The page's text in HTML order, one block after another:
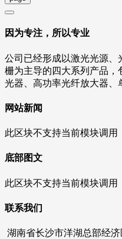
因为专注，所以专业
公司已经形成以激光光源
栅为主导的四大系列产品，
光器、高功率光纤放大器、
网站新闻
此区块不支持当前模块调用
底部图文
此区块不支持当前模块调用
联系我们
湖南省长沙市洋湖总部经济